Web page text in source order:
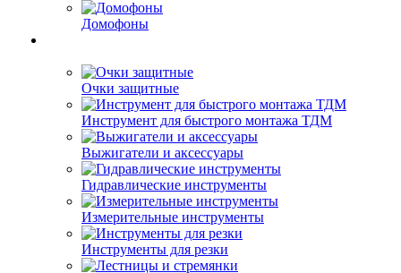
Домофоны
Очки защитные
Инструмент для быстрого монтажа ТДМ
Выжигатели и аксессуары
Гидравлические инструменты
Измерительные инструменты
Инструменты для резки